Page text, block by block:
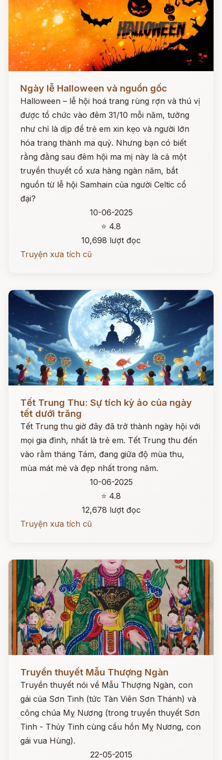
Ngày lễ Halloween và nguồn gốc
Halloween – lễ hội hoá trang rùng rợn và thú vị
được tổ chức vào đêm 31/10 mỗi năm, tưởng
như chỉ là dịp để trẻ em xin kẹo và người lớn
hóa trang thành ma quỷ. Nhưng bạn có biết
rằng đằng sau đêm hội ma mị này là cả một
truyền thuyết cổ xưa hàng ngàn năm, bắt
nguồn từ lễ hội Samhain của người Celtic cổ
đại?
10-06-2025
⭐ 4.8
10,698 lượt đọc
Truyện xưa tích cũ
Đọc ngay
Tết Trung Thu: Sự tích kỳ ảo của ngày
tết dưới trăng
Tết Trung thu giờ đây đã trở thành ngày hội với
mọi gia đình, nhất là trẻ em. Tết Trung thu đến
vào rằm tháng Tám, đang giữa độ mùa thu,
mùa mát mẻ và đẹp nhất trong năm.
10-06-2025
⭐ 4.8
12,678 lượt đọc
Truyện xưa tích cũ
Đọc ngay
Truyền thuyết Mẫu Thượng Ngàn
Truyền thuyết nói về Mẫu Thượng Ngàn, con
gái của Sơn Tinh (tức Tàn Viên Sơn Thánh) và
công chúa Mỵ Nương (trong truyền thuyết Sơn
Tinh - Thủy Tinh cùng cầu hồn Mỵ Nương, con
gái vua Hùng).
22-05-2015